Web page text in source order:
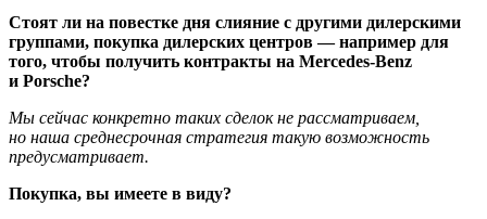
Стоят ли на повестке дня слияние с другими дилерскими
группами, покупка дилерских центров — например для
того, чтобы получить контракты на Mercedes-Benz
и Porsche?
Мы сейчас конкретно таких сделок не рассматриваем,
но наша среднесрочная стратегия такую возможность
предусматривает.
Покупка, вы имеете в виду?